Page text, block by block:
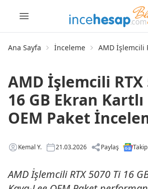
Ana Sayfa İnceleme AMD İşlemcili
AMD İşlemcili RTX
16 GB Ekran
OEM Paket
Kemal Y. 21.03.2026 Paylaş
AMD İşlemcili RTX 5070 Ti 16